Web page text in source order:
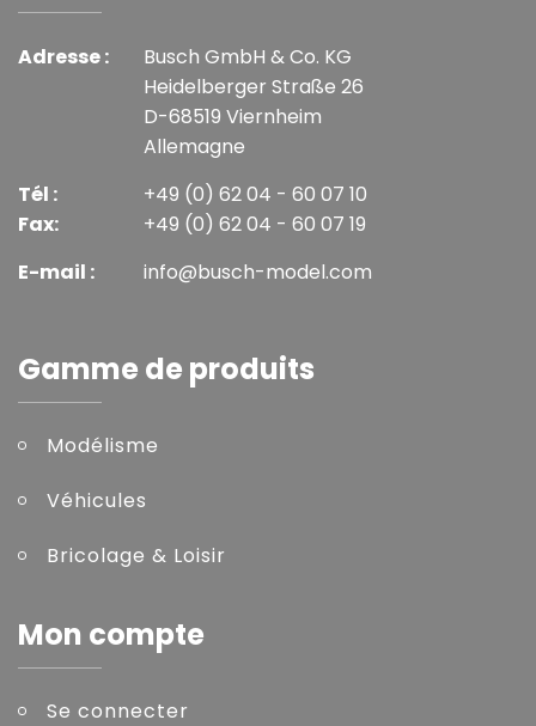
Adresse :
Busch GmbH & Co. KG
Heidelberger Straße 26
D-68519 Viernheim
Allemagne
Tél :
Fax:
+49 (0) 62 04 - 60 07 10
+49 (0) 62 04 - 60 07 19
E-mail :
info@busch-model.com
Gamme de produits
Modélisme
Véhicules
Bricolage & Loisir
Mon compte
Se connecter